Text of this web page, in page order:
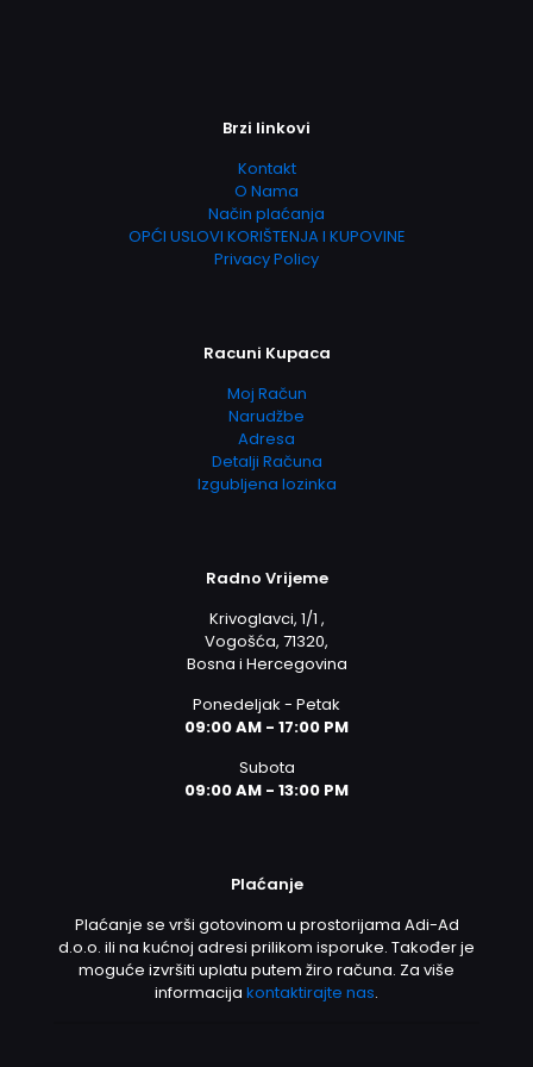
Brzi linkovi
Kontakt
O Nama
Način plaćanja
OPĆI USLOVI KORIŠTENJA I KUPOVINE
Privacy Policy
Racuni Kupaca
Moj Račun
Narudžbe
Adresa
Detalji Računa
Izgubljena lozinka
Radno Vrijeme
Krivoglavci, 1/1 ,
Vogošća, 71320,
Bosna i Hercegovina
Ponedeljak - Petak
09:00 AM - 17:00 PM
Subota
09:00 AM - 13:00 PM
Plaćanje
Plaćanje se vrši gotovinom u prostorijama Adi-Ad
d.o.o. ili na kućnoj adresi prilikom isporuke. Također je
moguće izvršiti uplatu putem žiro računa. Za više
informacija kontaktirajte nas.